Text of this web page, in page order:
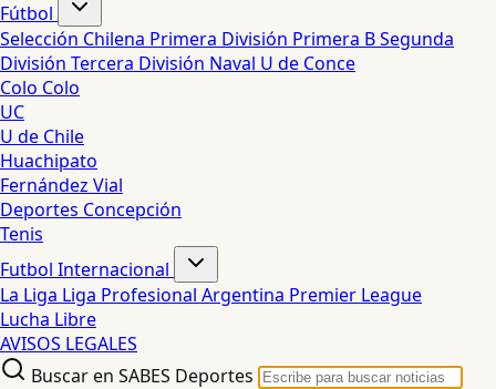
Fútbol
Selección Chilena Primera División Primera BSegunda
División Tercera División Naval U de Conce
Colo Colo
UC
U de Chile
Huachipato
Fernández Vial
Deportes Concepción
Tenis
Futbol Internacional
La Liga Liga Profesional Argentina Premier League
Lucha Libre
AVISOS LEGALES
Buscar en SABES Deportes